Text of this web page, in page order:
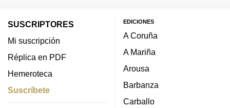
SUSCRIPTORES
Mi suscripción
Réplica en PDF
Hemeroteca
Suscríbete
EDICIONES
A Coruña
A Mariña
Arousa
Barbanza
Carballo